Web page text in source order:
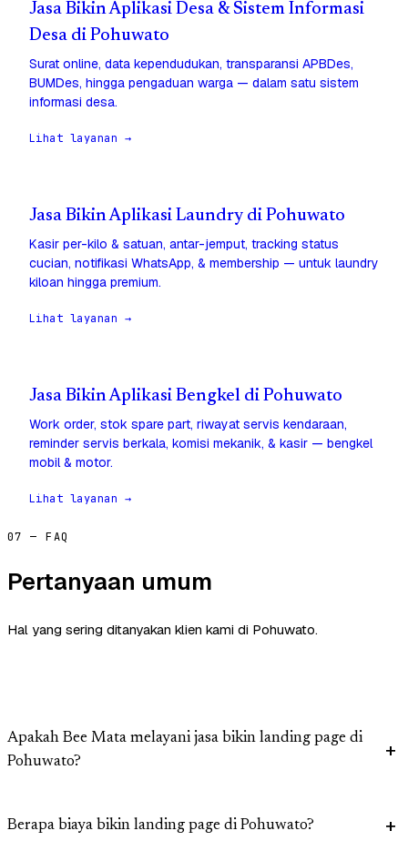
Jasa Bikin Aplikasi Desa & Sistem Informasi
Desa di Pohuwato
Surat online, data kependudukan, transparansi APBDes,
BUMDes, hingga pengaduan warga — dalam satu sistem
informasi desa.
Lihat layanan →
Jasa Bikin Aplikasi Laundry di Pohuwato
Kasir per-kilo & satuan, antar-jemput, tracking status
cucian, notifikasi WhatsApp, & membership — untuk laundry
kiloan hingga premium.
Lihat layanan →
Jasa Bikin Aplikasi Bengkel di Pohuwato
Work order, stok spare part, riwayat servis kendaraan,
reminder servis berkala, komisi mekanik, & kasir — bengkel
mobil & motor.
Lihat layanan →
07 — FAQ
Pertanyaan umum
Hal yang sering ditanyakan klien kami di Pohuwato.
Apakah Bee Mata melayani jasa bikin landing page di
Pohuwato?
Berapa biaya bikin landing page di Pohuwato?